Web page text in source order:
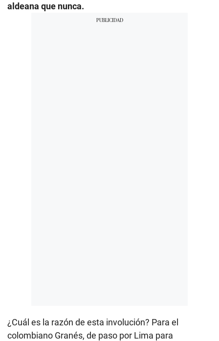
aldeana que nunca.
¿Cuál es la razón de esta involución? Para el
colombiano Granés, de paso por Lima para